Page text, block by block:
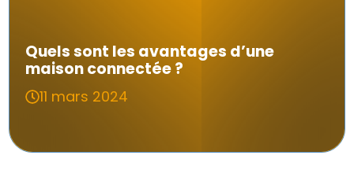
Quels sont les avantages d’une
maison connectée ?
11 mars 2024